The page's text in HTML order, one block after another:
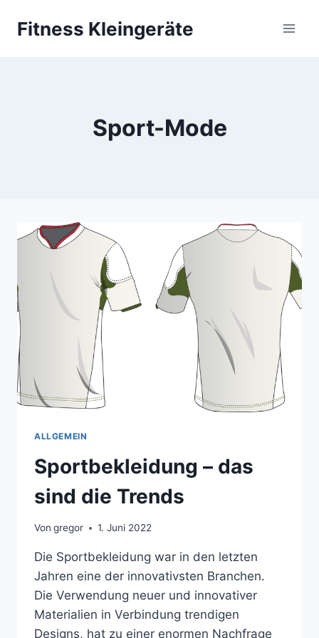
InhaltFitness Kleingeräte
Sport-Mode
ALLGEMEIN
Sportbekleidung – das
sind die Trends
Von gregor 1. Juni 2022
Die Sportbekleidung war in den letzten
Jahren eine der innovativsten Branchen.
Die Verwendung neuer und innovativer
Materialien in Verbindung trendigen
Designs, hat zu einer enormen Nachfrage